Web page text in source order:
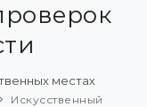
местах
Искусственный